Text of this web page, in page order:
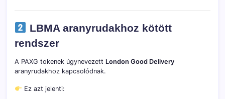
LBMA aranyrudakhoz kötött
rendszer
A PAXG tokenek úgynevezett London Good Delivery
aranyrudakhoz kapcsolódnak.
Ez azt jelenti: